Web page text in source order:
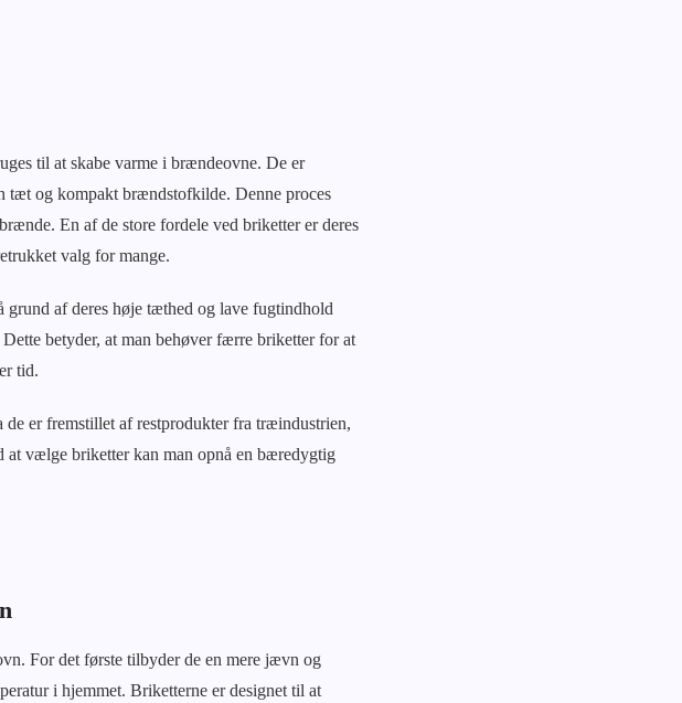
til at skabe varme i brændeovne. De er
tæt og kompakt brændstofkilde. Denne proces
En af de store fordele ved briketter er deres
valg for mange.
af deres høje tæthed og lave fugtindhold
betyder, at man behøver færre briketter for at
tid.
er fremstillet af restprodukter fra træindustrien,
at vælge briketter kan man opnå en bæredygtig
For det første tilbyder de en mere jævn og
i hjemmet. Briketterne er designet til at